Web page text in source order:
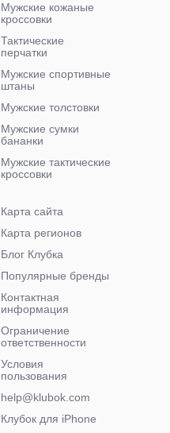
Мужские кожаные
кроссовки
Тактические
перчатки
Мужские спортивные
штаны
Мужские толстовки
Мужские сумки
бананки
Мужские тактические
кроссовки
Карта сайта
Карта регионов
Блог Клубка
Популярные бренды
Контактная
информация
Ограничение
ответственности
Условия
пользования
help@klubok.com
Клубок для iPhone